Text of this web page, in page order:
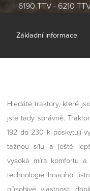
6190 TTV - 6210
Hledáte traktory, které
jste tady správně.
192 do 230 k poskytují
tažnou sílu a ještě
vysoká míra komfortu a
technologie hnacího